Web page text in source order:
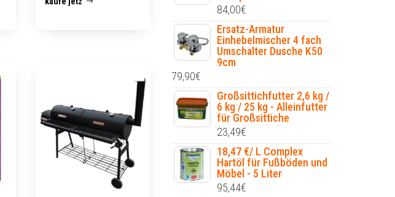
84,00€
Ersatz-Armatur
Einhebelmischer 4 fach
Umschalter Dusche K50
9cm
79,90€
Großsittichfutter 2,6 kg /
6 kg / 25 kg - Alleinfutter
für Großsittiche
23,49€
18,47 €/ L Complex
Hartöl für Fußböden und
Möbel - 5 Liter
95,44€